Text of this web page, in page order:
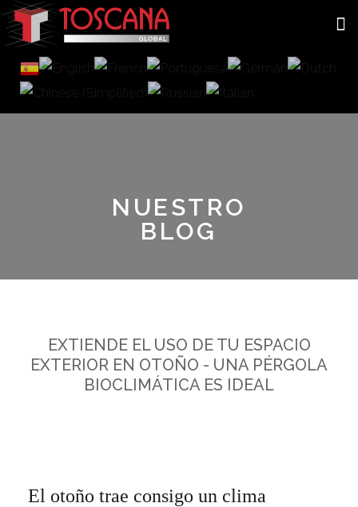
NUESTRO
BLOG
EXTIENDE EL USO DE TU ESPACIO
EXTERIOR EN OTOÑO - UNA PÉRGOLA
BIOCLIMÁTICA ES IDEAL
El otoño trae consigo un clima